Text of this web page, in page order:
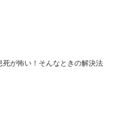
死が怖い！そんなときの解決法